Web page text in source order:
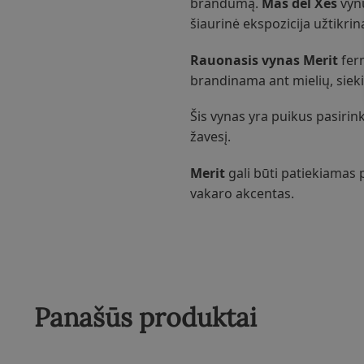
šiaurinė ekspozicija
Rauonasis vynas Merit
brandinama ant mielių,
Šis vynas yra puikus
žavesį.
Meritgali būti patiekiamas
vakaro akcentas.
Panašūs produktai